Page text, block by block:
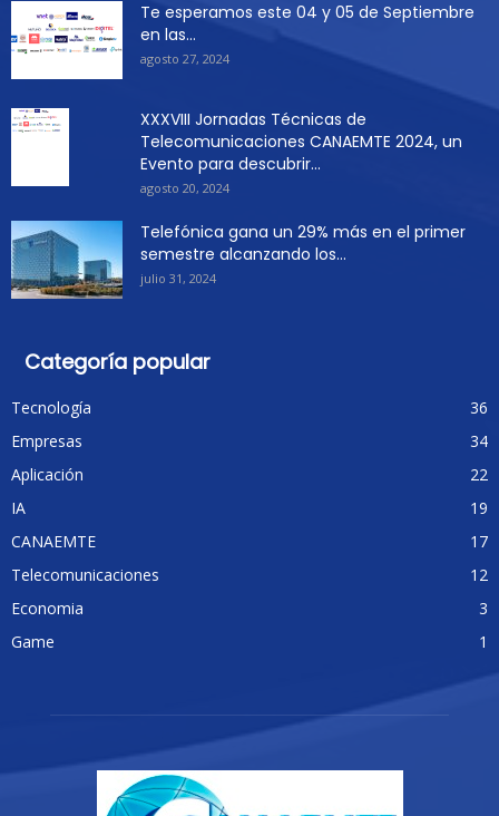
Te esperamos este 04 y 05 de Septiembre
en las...
agosto 27, 2024
XXXVIII Jornadas Técnicas de
Telecomunicaciones CANAEMTE 2024, un
Evento para descubrir...
agosto 20, 2024
Telefónica gana un 29% más en el primer
semestre alcanzando los...
julio 31, 2024
Categoría popular
Tecnología
36
Empresas
34
Aplicación
22
IA
19
CANAEMTE
17
Telecomunicaciones
12
Economia
3
Game
1